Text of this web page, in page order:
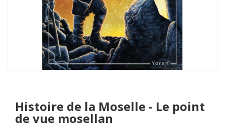
Histoire de la Moselle - Le point
de vue mosellan